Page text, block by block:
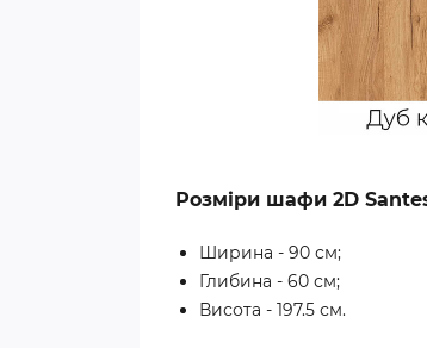
Розміри шафи 2D
Ширина - 90 см;
Глибина - 60 см;
Висота - 197.5 см.